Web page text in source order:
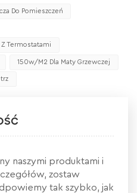
Do Pomieszczeń
Z Termostatami
150w/m2 Dla Maty Grzewczej
naszymi produktami i
zostaw
tak szybko, jak